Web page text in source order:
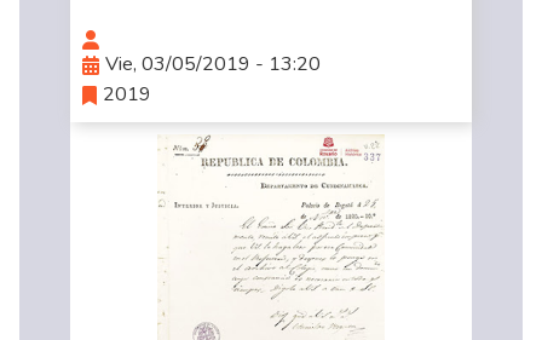
Vie, 03/05/2019 - 13:20
2019